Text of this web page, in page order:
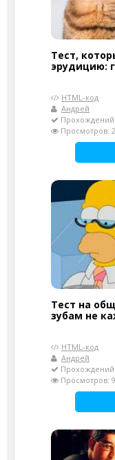
Тест,
эрудицию:
HTML-код
Андрей
Просмотров:
Тест на
зубам не
HTML-код
Андрей
Просмотров: